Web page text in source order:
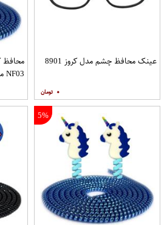
عینک محافظ چشم مدل کروز 8901
۰
NF03 مجموعه 3 عددی
5%